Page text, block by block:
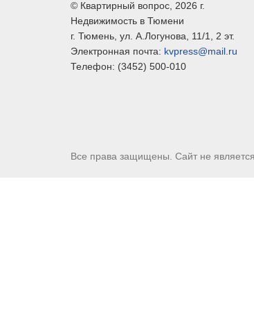
© Квартирный вопрос , 2026 г.
Недвижимость в Тюмени
г. Тюмень , ул. А.Логунова, 11/1, 2 эт.
Электронная почта: kvpress@mail.ru
Телефон: (3452) 500-010
Все права защищены. Сайт не